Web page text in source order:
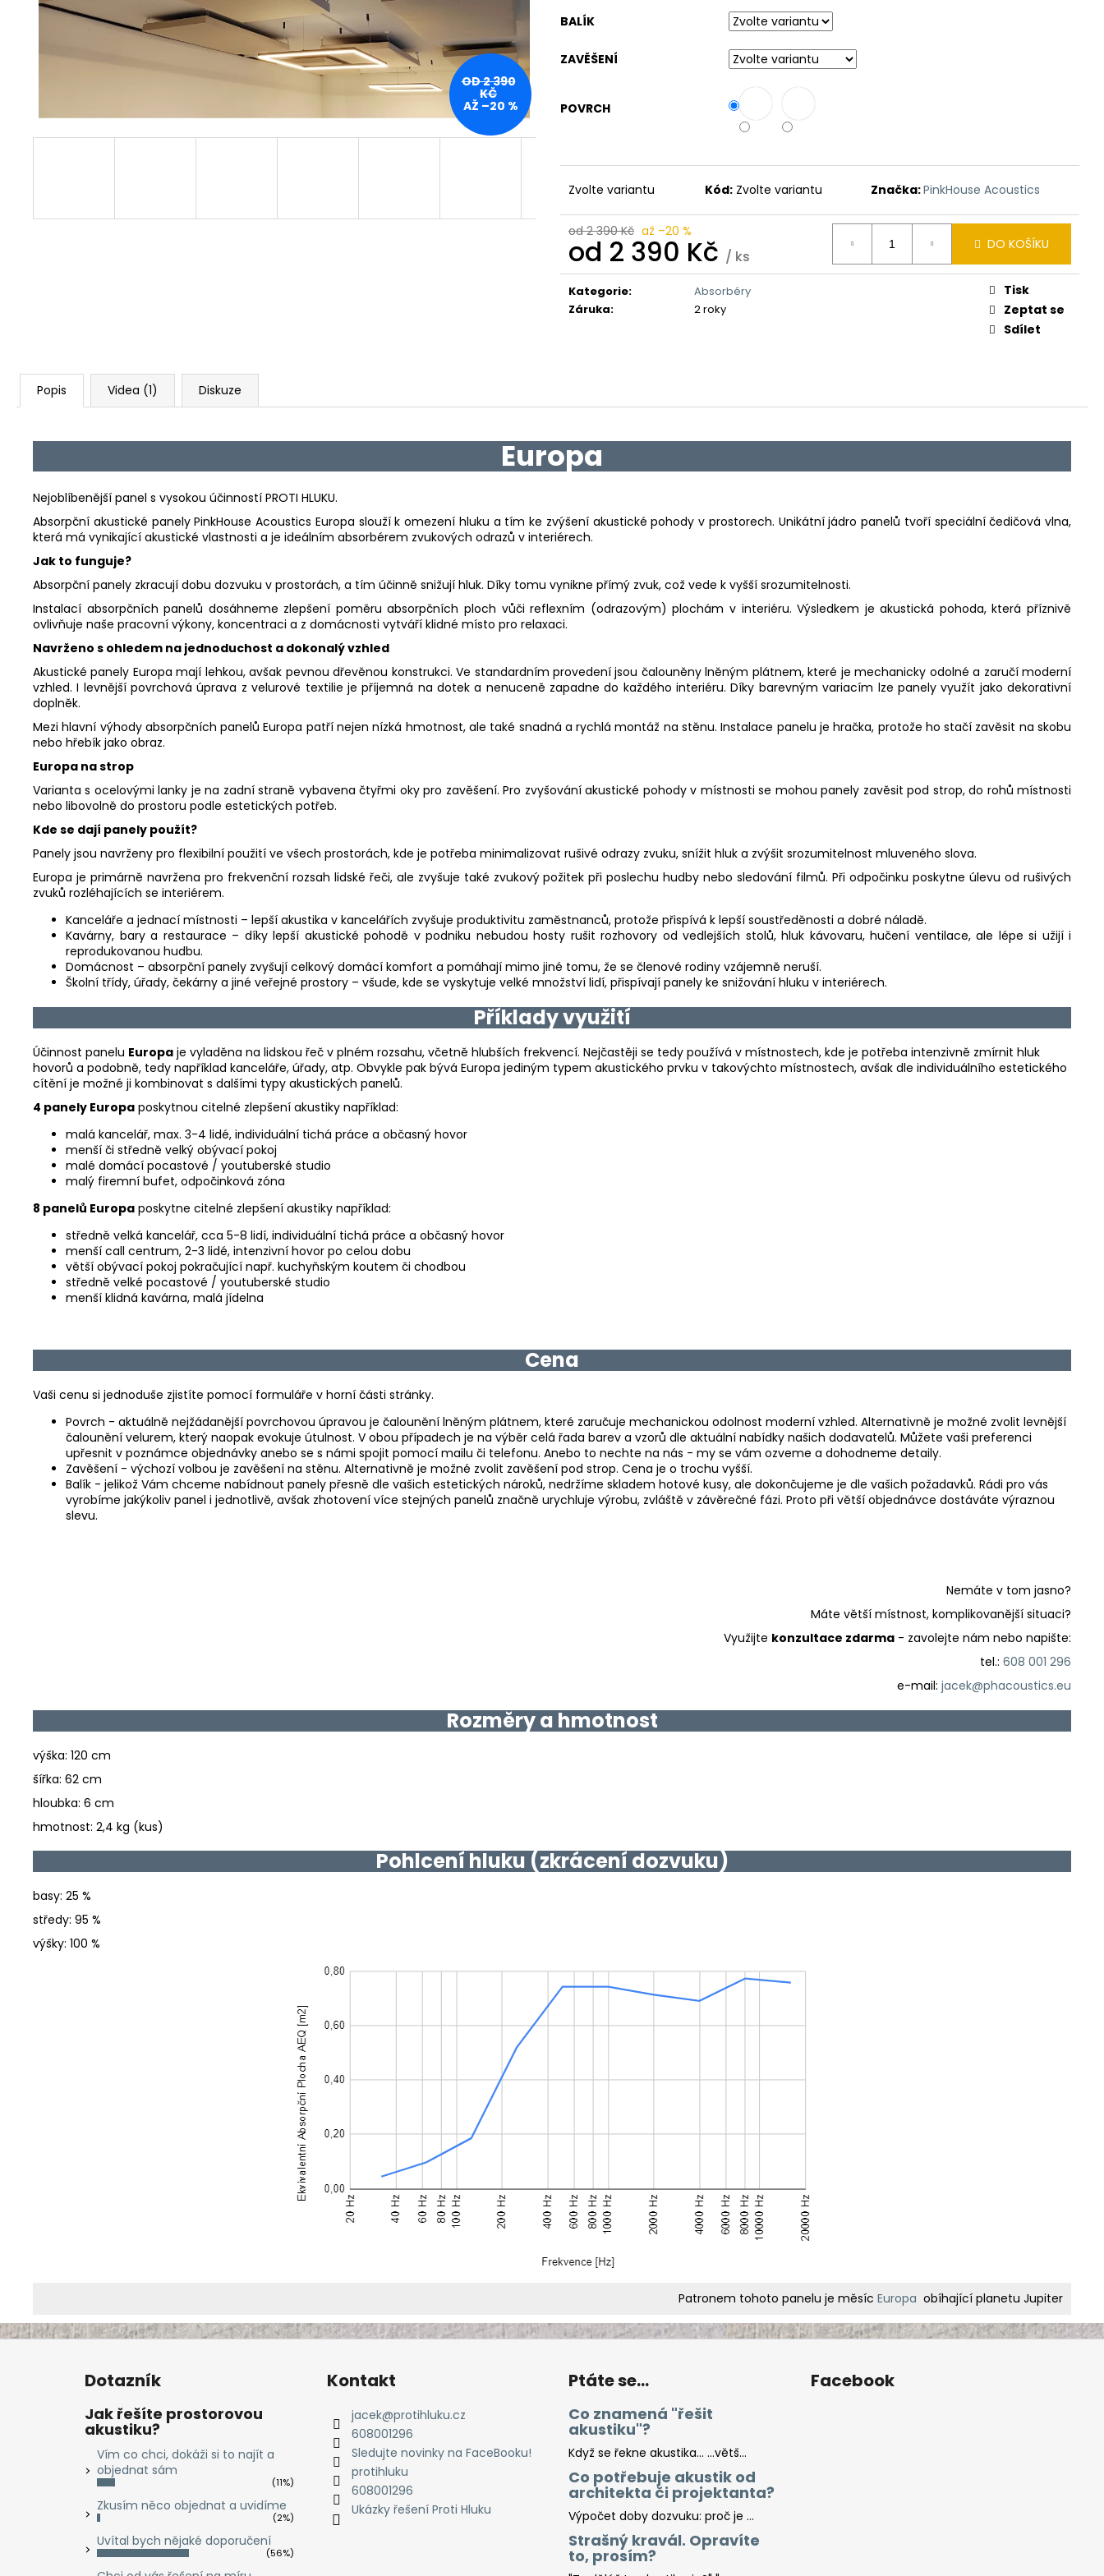
BALÍK
ZAVĚŠENÍ
POVRCH
Zvolte variantu Kód: Zvolte variantu Značka:PinkHouse Acoustics
od 2 390 Kč až –20 %
od 2 390 Kč / ks
Měrná
cena:
DO KOŠÍKU
Kategorie:
Absorbéry
Záruka: 2 roky
Tisk
Zeptat se
Sdílet
OD 2 390
KČ
AŽ –20 %
Popis Videa (1) Diskuze
Europa
Nejoblíbenější panel s vysokou účinností PROTI HLUKU.
Absorpční akustické panely PinkHouse Acoustics Europa slouží k omezení hluku a tím ke zvýšení akustické pohody v prostorech. Unikátní jádro panelů tvoří speciální čedičová vlna,
která má vynikající akustické vlastnosti a je ideálním absorbérem zvukových odrazů v interiérech.
Jak to funguje?
Absorpční panely zkracují dobu dozvuku v prostorách, a tím účinně snižují hluk. Díky tomu vynikne přímý zvuk, což vede k vyšší srozumitelnosti.
Instalací absorpčních panelů dosáhneme zlepšení poměru absorpčních ploch vůči reflexním (odrazovým) plochám v interiéru. Výsledkem je akustická pohoda, která příznivě
ovlivňuje naše pracovní výkony, koncentraci a z domácnosti vytváří klidné místo pro relaxaci.
Navrženo s ohledem na jednoduchost a dokonalý vzhled
Akustické panely Europa mají lehkou, avšak pevnou dřevěnou konstrukci. Ve standardním provedení jsou čalouněny lněným plátnem, které je mechanicky odolné a zaručí moderní
vzhled. I levnější povrchová úprava z velurové textilie je příjemná na dotek a nenuceně zapadne do každého interiéru. Díky barevným variacím lze panely využít jako dekorativní
doplněk.
Mezi hlavní výhody absorpčních panelů Europa patří nejen nízká hmotnost, ale také snadná a rychlá montáž na stěnu. Instalace panelu je hračka, protože ho stačí zavěsit na skobu
nebo hřebík jako obraz.
Europa na strop
Varianta s ocelovými lanky je na zadní straně vybavena čtyřmi oky pro zavěšení. Pro zvyšování akustické pohody v místnosti se mohou panely zavěsit pod strop, do rohů místnosti
nebo libovolně do prostoru podle estetických potřeb.
Kde se dají panely použít?
Panely jsou navrženy pro flexibilní použití ve všech prostorách, kde je potřeba minimalizovat rušivé odrazy zvuku, snížit hluk a zvýšit srozumitelnost mluveného slova.
Europa je primárně navržena pro frekvenční rozsah lidské řeči, ale zvyšuje také zvukový požitek při poslechu hudby nebo sledování filmů. Při odpočinku poskytne úlevu od rušivých
zvuků rozléhajících se interiérem.
Kanceláře a jednací místnosti – lepší akustika v kancelářích zvyšuje produktivitu zaměstnanců, protože přispívá k lepší soustředěnosti a dobré náladě.
Kavárny, bary a restaurace – díky lepší akustické pohodě v podniku nebudou hosty rušit rozhovory od vedlejších stolů, hluk kávovaru, hučení ventilace, ale lépe si užijí i
reprodukovanou hudbu.
Domácnost – absorpční panely zvyšují celkový domácí komfort a pomáhají mimo jiné tomu, že se členové rodiny vzájemně neruší.
Školní třídy, úřady, čekárny a jiné veřejné prostory – všude, kde se vyskytuje velké množství lidí, přispívají panely ke snižování hluku v interiérech.
Příklady využití
Účinnost panelu Europa je vyladěna na lidskou řeč v plném rozsahu, včetně hlubších frekvencí. Nejčastěji se tedy používá v místnostech, kde je potřeba intenzivně zmírnit hluk
hovorů a podobně, tedy například kanceláře, úřady, atp. Obvykle pak bývá Europa jediným typem akustického prvku v takovýchto místnostech, avšak dle individuálního estetického
cítění je možné ji kombinovat s dalšími typy akustických panelů.
4 panely Europa poskytnou citelné zlepšení akustiky například:
malá kancelář, max. 3-4 lidé, individuální tichá práce a občasný hovor
menší či středně velký obývací pokoj
malé domácí pocastové / youtuberské studio
malý firemní bufet, odpočinková zóna
8 panelů Europa poskytne citelné zlepšení akustiky například:
středně velká kancelář, cca 5-8 lidí, individuální tichá práce a občasný hovor
menší call centrum, 2-3 lidé, intenzivní hovor po celou dobu
větší obývací pokoj pokračující např. kuchyňským koutem či chodbou
středně velké pocastové / youtuberské studio
menší klidná kavárna, malá jídelna
Cena
Vaši cenu si jednoduše zjistíte pomocí formuláře v horní části stránky.
Povrch - aktuálně nejžádanější povrchovou úpravou je čalounění lněným plátnem, které zaručuje mechanickou odolnost moderní vzhled. Alternativně je možné zvolit levnější
čalounění velurem, který naopak evokuje útulnost. V obou případech je na výběr celá řada barev a vzorů dle aktuální nabídky našich dodavatelů. Můžete vaši preferenci
upřesnit v poznámce objednávky anebo se s námi spojit pomocí mailu či telefonu. Anebo to nechte na nás - my se vám ozveme a dohodneme detaily.
Zavěšení - výchozí volbou je zavěšení na stěnu. Alternativně je možné zvolit zavěšení pod strop. Cena je o trochu vyšší.
Balík - jelikož Vám chceme nabídnout panely přesně dle vašich estetických nároků, nedržíme skladem hotové kusy, ale dokončujeme je dle vašich požadavků. Rádi pro vás
vyrobíme jakýkoliv panel i jednotlivě, avšak zhotovení více stejných panelů značně urychluje výrobu, zvláště v závěrečné fázi. Proto při větší objednávce dostáváte výraznou
slevu.
Nemáte v tom jasno?
Máte větší místnost, komplikovanější situaci?
Využijte konzultace zdarma - zavolejte nám nebo napište:
tel.: 608 001 296
e-mail: jacek@phacoustics.eu
Rozměry a hmotnost
výška: 120 cm
šířka: 62 cm
hloubka: 6 cm
hmotnost: 2,4 kg (kus)
Pohlcení hluku (zkrácení dozvuku)
basy: 25 %
středy: 95 %
výšky: 100 %
Patronem tohoto panelu je měsíc Europa obíhající planetu Jupiter
Dotazník
Jak řešíte prostorovou
akustiku?
Vím co chci, dokáži si to najít a
objednat sám
(11%)
Zkusím něco objednat a uvidíme
(2%)
Uvítal bych nějaké doporučení
(56%)
Kontakt
jacek@protihluku.cz
608001296
Sledujte novinky na FaceBooku!
protihluku
608001296
Ukázky řešení Proti Hluku
Ptáte se...
Co znamená "řešit
akustiku"?
Když se řekne akustika… …větš...
Co potřebuje akustik od
architekta či projektanta?
Výpočet doby dozvuku: proč je ...
Strašný kravál. Opravíte
to, prosím?
Facebook